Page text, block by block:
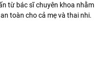
từ bác sĩ chuyên khoa nhằm
toàn cho cả mẹ và thai nhi.